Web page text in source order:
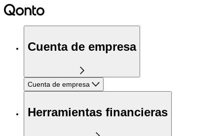
Cuenta de empresa
Cuenta de empresa
Herramientas financieras